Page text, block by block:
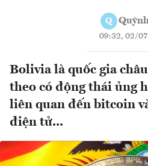
Q
09:32, 02/
Bolivia là quốc gia
theo có động thái ủng
liên quan đến bitcoin
điện tử...